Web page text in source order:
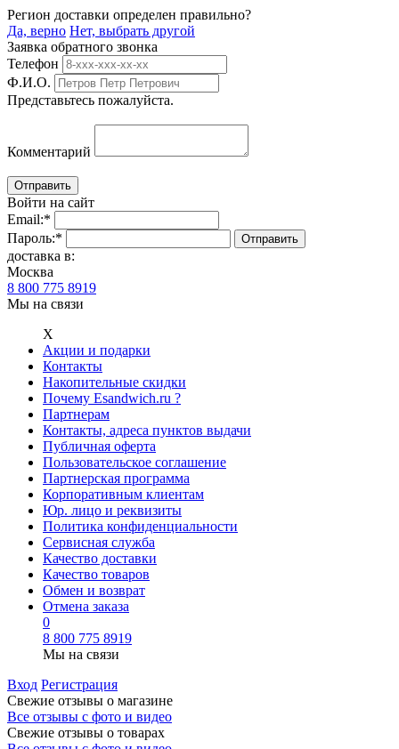
Регион доставки определен правильно?
Да, верно Нет, выбрать другой
Заявка обратного звонка
Телефон
Ф.И.О.
Представьтесь пожалуйста.
Комментарий
Войти на сайт
Email:*
Пароль:*
доставка в:
Москва
8 800 775 8919
Мы на связи
Х
Акции и подарки
Контакты
Накопительные скидки
Почему Esandwich.ru ?
Партнерам
Контакты, адреса пунктов выдачи
Публичная оферта
Пользовательское соглашение
Партнерская программа
Корпоративным клиентам
Юр. лицо и реквизиты
Политика конфиденциальности
Сервисная служба
Качество доставки
Качество товаров
Обмен и возврат
Отмена заказа
0
8 800 775 8919
Мы на связи
Вход Регистрация
Свежие отзывы о магазине
Все отзывы с фото и видео
Свежие отзывы о товарах